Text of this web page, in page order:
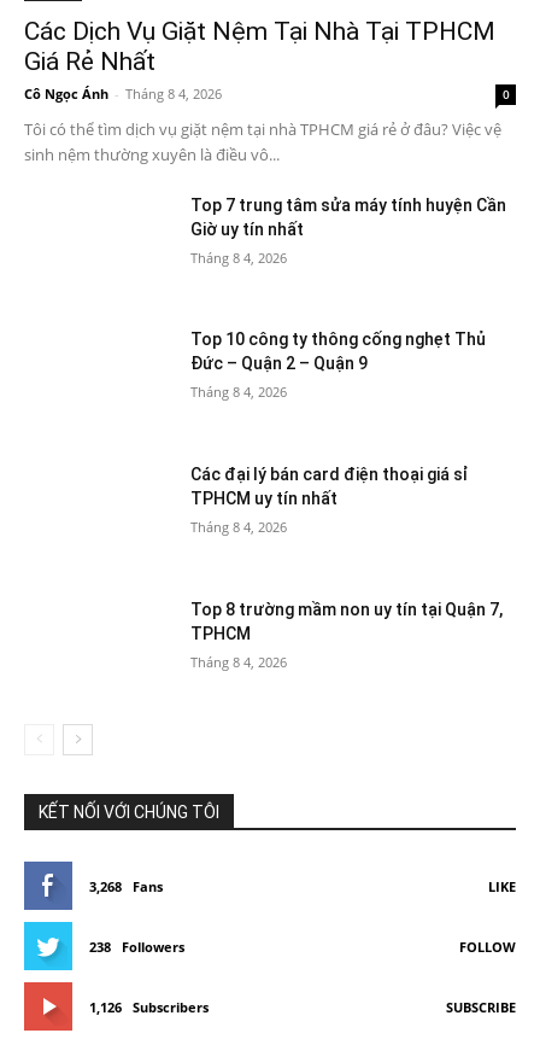
Các Dịch Vụ Giặt Nệm Tại Nhà Tại TPHCM
Giá Rẻ Nhất
Cô Ngọc Ánh - Tháng 8 4, 2026 0
Tôi có thể tìm dịch vụ giặt nệm tại nhà TPHCM giá rẻ ở đâu? Việc vệ
sinh nệm thường xuyên là điều vô...
Top 7 trung tâm sửa máy tính huyện Cần
Giờ uy tín nhất
Tháng 8 4, 2026
Top 10 công ty thông cống nghẹt Thủ
Đức – Quận 2 – Quận 9
Tháng 8 4, 2026
Các đại lý bán card điện thoại giá sỉ
TPHCM uy tín nhất
Tháng 8 4, 2026
Top 8 trường mầm non uy tín tại Quận 7,
TPHCM
Tháng 8 4, 2026
KẾT NỐI VỚI CHÚNG TÔI
3,268 Fans LIKE
238 Followers FOLLOW
1,126 Subscribers SUBSCRIBE